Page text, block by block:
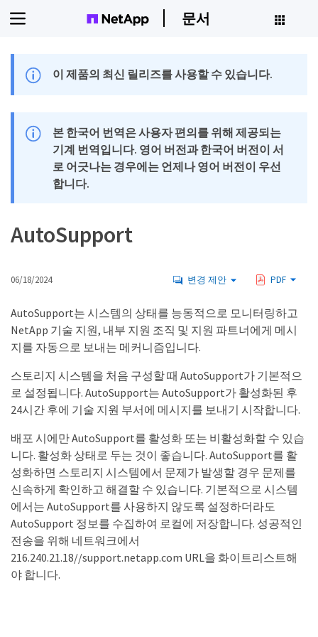
문서
이 제품의 최신 릴리즈를 사용할 수 있습니다.
본 한국어 번역은 사용자 편의를 위해 제공되는
기계 번역입니다. 영어 버전과 한국어 버전이 서
로 어긋나는 경우에는 언제나 영어 버전이 우선
합니다.
AutoSupport
06/18/2024 변경 제안 PDF
AutoSupport는 시스템의 상태를 능동적으로 모니터링하고
NetApp 기술 지원, 내부 지원 조직 및 지원 파트너에게 메시
지를 자동으로 보내는 메커니즘입니다.
스토리지 시스템을 처음 구성할 때 AutoSupport가 기본적으
로 설정됩니다. AutoSupport는 AutoSupport가 활성화된 후
24시간 후에 기술 지원 부서에 메시지를 보내기 시작합니다.
배포 시에만 AutoSupport를 활성화 또는 비활성화할 수 있습
니다. 활성화 상태로 두는 것이 좋습니다. AutoSupport를 활
성화하면 스토리지 시스템에서 문제가 발생할 경우 문제를
신속하게 확인하고 해결할 수 있습니다. 기본적으로 시스템
에서는 AutoSupport를 사용하지 않도록 설정하더라도
AutoSupport 정보를 수집하여 로컬에 저장합니다. 성공적인
전송을 위해 네트워크에서
216.240.21.18//support.netapp.com URL을 화이트리스트해
야 합니다.